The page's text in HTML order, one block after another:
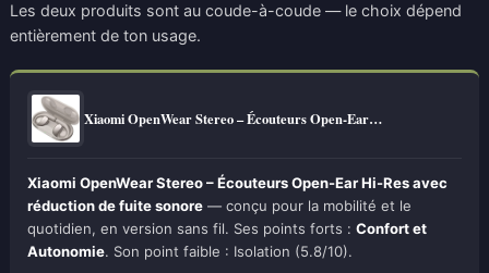
Les deux produits sont au coude-à-coude — le choix dépend
entièrement de ton usage.
Xiaomi OpenWear Stereo – Écouteurs Open-Ear…
Xiaomi OpenWear Stereo – Écouteurs Open-Ear Hi-Res avec
réduction de fuite sonore — conçu pour la mobilité et le
quotidien, en version sans fil. Ses points forts : Confort et
Autonomie. Son point faible : Isolation (5.8/10).